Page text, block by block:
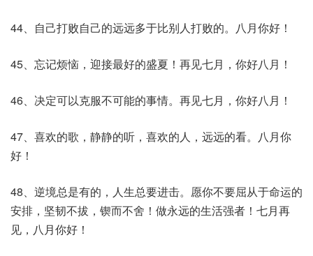
44、自己打败自己的远远多于比别人打败的。八月你好！
45、忘记烦恼，迎接最好的盛夏！再见七月，你好八月！
46、决定可以克服不可能的事情。再见七月，你好八月！
47、喜欢的歌，静静的听，喜欢的人，远远的看。八月你
好！
48、逆境总是有的，人生总要进击。愿你不要屈从于命运的
安排，坚韧不拔，锲而不舍！做永远的生活强者！七月再
见，八月你好！